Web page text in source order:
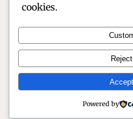
Official Site of Christian
Profile
cookies.
Reject
Powered by